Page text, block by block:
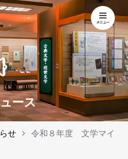
ース
せ
令和８年度 文学マイ